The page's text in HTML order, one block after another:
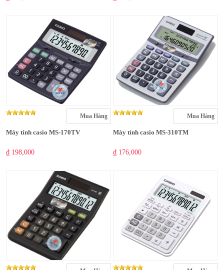
Mua Hàng
Máy tính casio MS-170TV
₫ 198,000
Mua Hàng
Mày tính casio MS-310TM
₫ 176,000